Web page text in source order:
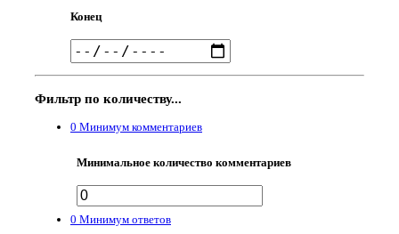
Конец
Фильтр по количеству...
0 Минимум комментариев
Минимальное количество комментариев
0 Минимум ответов